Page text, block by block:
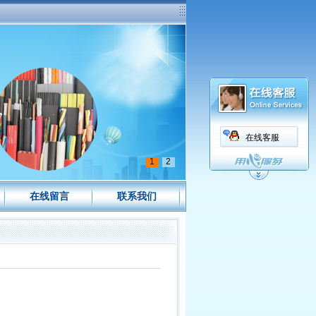
在线客服
1 2
在线留言 联系我们